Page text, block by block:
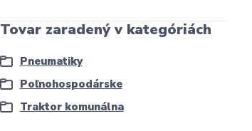
Tovar zaradený v kategóriách
Pneumatiky
Poľnohospodárske
Traktor komunálna